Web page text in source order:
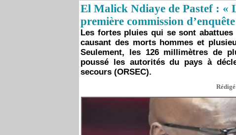
El Malick Ndiaye de Pastef : «
première commission
Les fortes pluies qui se sont
causant des morts hommes et
Seulement, les 126 millimètres de
poussé les autorités du pays à
secours (ORSEC).